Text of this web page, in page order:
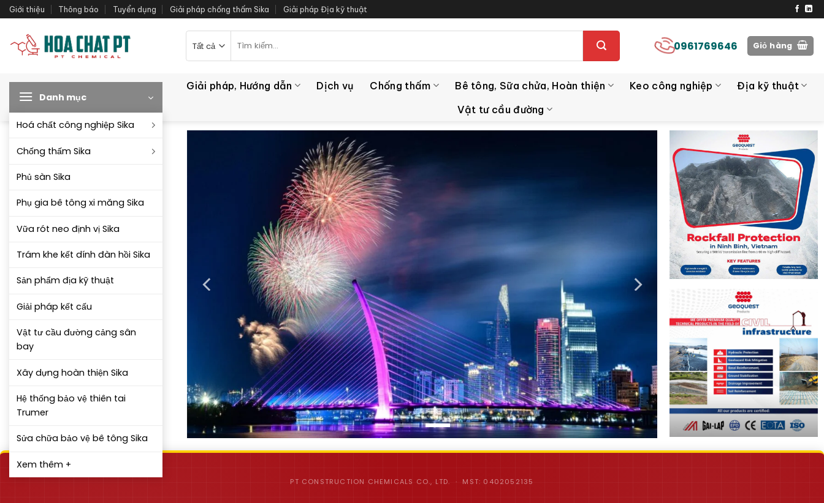
Bỏ
qua
dung
Giới thiệu Thông báo Tuyển dụng Giải pháp chống thấm Sika Giải pháp Địa kỹ thuật
kiếm:
0961769646 Giỏ hàng
Danh mục
Hoá chất công nghiệp Sika
Chống thấm Sika
Phủ sàn Sika
Phụ gia bê tông xi măng Sika
Vữa rót neo định vị Sika
Trám khe kết dính đàn hồi Sika
Sản phẩm địa kỹ thuật
Giải pháp kết cấu
Vật tư cầu đường cảng sân
bay
Xây dựng hoàn thiện Sika
Hệ thống bảo vệ thiên tai
Trumer
Sửa chữa bảo vệ bê tông Sika
Xem thêm +
Giải pháp, Hướng dẫn Dịch vụ Chống thấm Bê tông, Sữa chửa, Hoàn thiện Keo công nghiệp
Địa kỹ thuật
Vật tư cầu đường
PT CONSTRUCTION CHEMICALS CO., LTD. · MST: 0402052135